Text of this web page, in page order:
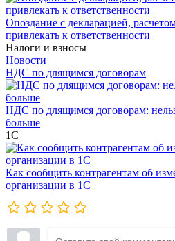
Опоздание с декларацией,
привлекать к ответственности
Налоги и взносы
Новости
НДС по длящимся договорам
НДС по длящимся договорам:
больше
1С
Как сообщить контрагентам об
организации в 1C